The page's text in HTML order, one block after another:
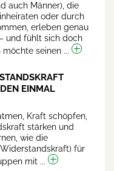
auch Männer), die
oder durch
erleben genau
und fühlt sich doch
seinen ...
EINMAL
Kraft schöpfen,
stärken und
wie die
für
mit ...